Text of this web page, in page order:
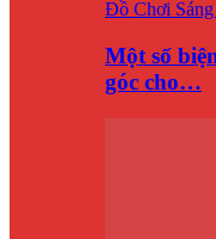
Đồ Chơi
Một số
góc cho…